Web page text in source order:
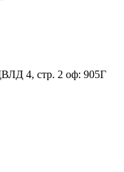
4, стр. 2 оф: 905Г